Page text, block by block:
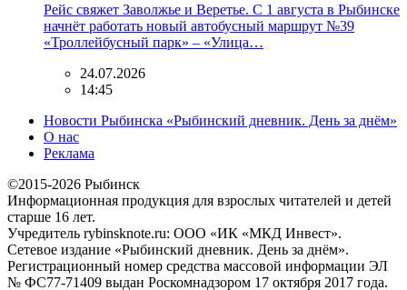
Рейс свяжет Заволжье и Веретье. С 1 августа в Рыбинске
начнёт работать новый автобусный маршрут №39
«Троллейбусный парк» – «Улица…
24.07.2026
14:45
Новости Рыбинска «Рыбинский дневник. День за днём»
О нас
Реклама
©2015-2026 Рыбинск
Информационная продукция для взрослых читателей и детей
старше 16 лет.
Учредитель rybinsknote.ru: ООО «ИК «МКД Инвест».
Сетевое издание «Рыбинский дневник. День за днём».
Регистрационный номер средства массовой информации ЭЛ
№ ФС77-71409 выдан Роскомнадзором 17 октября 2017 года.